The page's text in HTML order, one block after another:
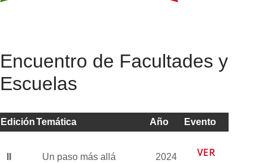
Encuentro de Facultades y
Escuelas
EdiciónTemática Año Evento
Un paso más allá 2024 VER